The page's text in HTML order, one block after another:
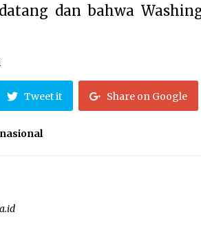
dan bahwa
Tweet it Share on Google